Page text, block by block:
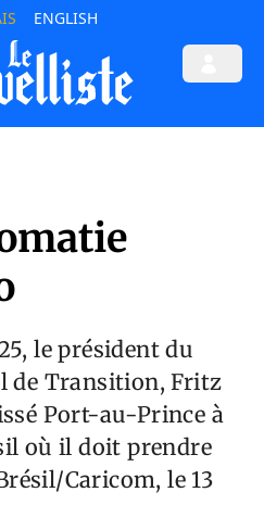
ENGLISH
le président du
de Transition, Fritz
Port-au-Prince à
où il doit prendre
Caricom, le 13